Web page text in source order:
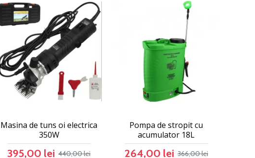
Masina de tuns oi electrica
350W
395,00 lei 440,00 lei
Pompa de stropit cu
acumulator 18L
264,00 lei 366,00 lei